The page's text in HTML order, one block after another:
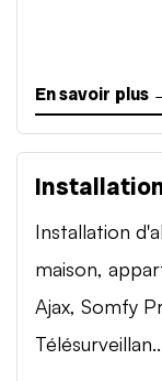
En savoir plus
Installation
maison,
Ajax, Somfy